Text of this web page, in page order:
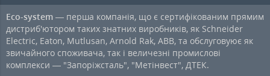
Eco-system — перша компанія, що є сертифікованим прямим
дистриб'ютором таких знатних виробників, як Schneider
Electric, Eaton, Mutlusan, Arnold Rak, ABB, та обслуговуює як
звичайного споживача, так і величезні промислові
комплекси — "Запоріжсталь", "Метінвест", ДТЕК.